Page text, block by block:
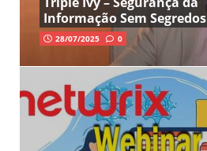
Informação Sem Segredos
28/07/2025 0